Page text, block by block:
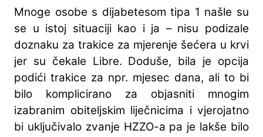
Mnoge osobe s dijabetesom tipa 1 našle su
se u istoj situaciji kao i ja – nisu podizale
doznaku za trakice za mjerenje šećera u krvi
jer su čekale Libre. Doduše, bila je opcija
podići trakice za npr. mjesec dana, ali to bi
bilo komplicirano za objasniti mnogim
izabranim obiteljskim liječnicima i vjerojatno
bi uključivalo zvanje HZZO-a pa je lakše bilo